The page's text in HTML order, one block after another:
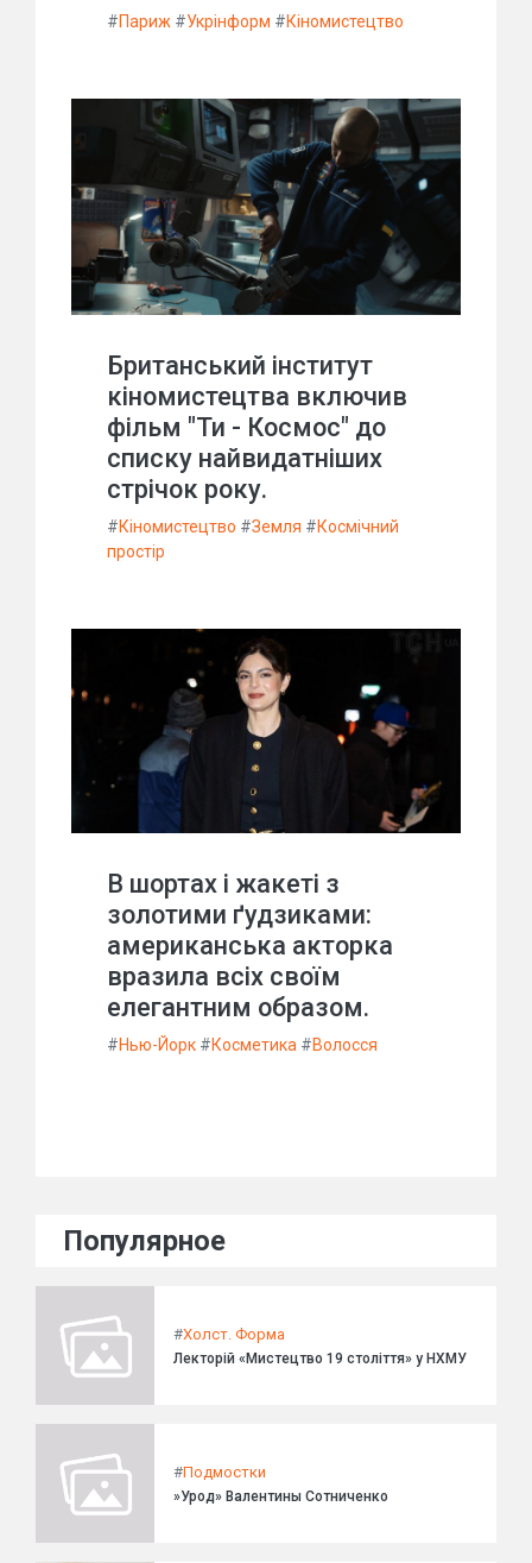
#Париж #Укрінформ #Кіномистецтво
Британський інститут
кіномистецтва включив
фільм "Ти - Космос" до
списку найвидатніших
стрічок року.
#Кіномистецтво #Земля #Космічний
простір
В шортах і жакеті з
золотими ґудзиками:
американська акторка
вразила всіх своїм
елегантним образом.
#Нью-Йорк #Косметика #Волосся
Популярное
#Холст. Форма
Лекторій «Мистецтво 19 століття» у НХМУ
#Подмостки
»Урод» Валентины Сотниченко